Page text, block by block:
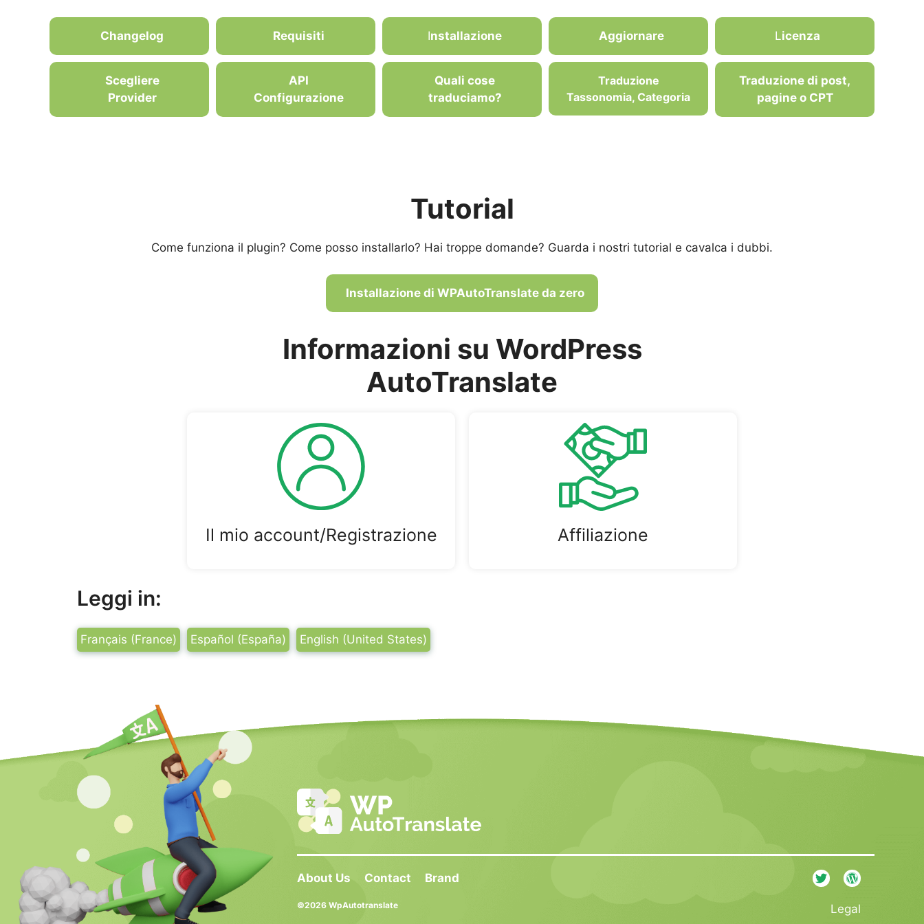
Changelog Requisiti Installazione Aggiornare Licenza
Scegliere
Provider
API
Configurazione
Quali cose
traduciamo?
Traduzione
Tassonomia, Categoria
Traduzione di post,
pagine o CPT
Tutorial
Come funziona il plugin? Come posso installarlo? Hai troppe domande? Guarda i nostri tutorial e cavalca i dubbi.
Installazione di WPAutoTranslate da zero
Informazioni su WordPress
AutoTranslate
Il mio account/Registrazione Affiliazione
Leggi in:
Français (France) Español (España) English (United States)
About Us Contact Brand
©2026 WpAutotranslate Legal